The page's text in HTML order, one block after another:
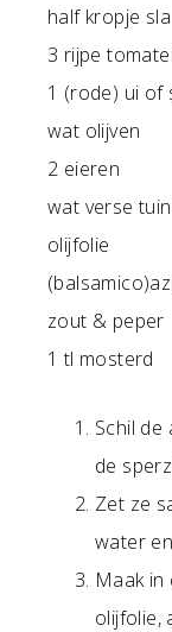
half kropje sla
3 rijpe
1 (rode) ui of
wat olijven
2 eieren
wat verse
olijfolie
zout & peper
1 tl mosterd
Schil de
de
Zet ze
water
Maak in
olijfolie,